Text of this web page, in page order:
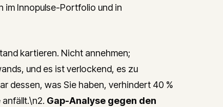
im Innopulse-Portfolio und in
kartieren. Nicht annehmen;
und es ist verlockend, es zu
dessen, was Sie haben, verhindert 40 %
Gap-Analyse gegen den